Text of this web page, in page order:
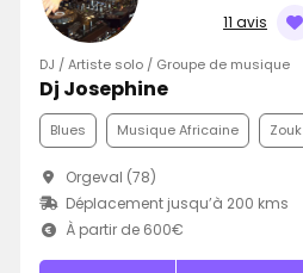
11 avis
DJ / Artiste solo / Groupe de musique
Dj Josephine
Blues Musique Africaine Zouk
Orgeval (78)
Déplacement jusqu’à 200 kms
À partir de 600€